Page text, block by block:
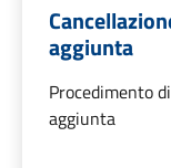
aggiunta
Procedimento
aggiunta